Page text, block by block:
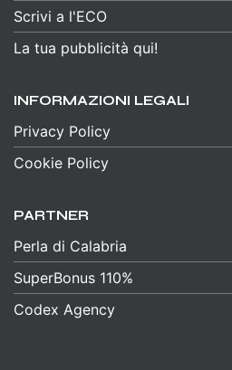
Scrivi a l'ECO
La tua pubblicità qui!
INFORMAZIONI LEGALI
Privacy Policy
Cookie Policy
PARTNER
Perla di Calabria
SuperBonus 110%
Codex Agency